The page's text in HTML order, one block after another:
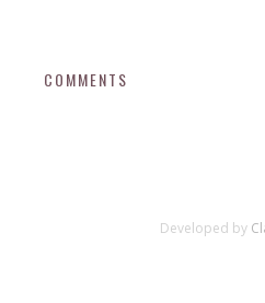
COMMENTS
Developed by